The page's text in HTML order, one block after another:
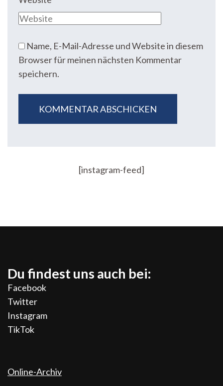
Name, E-Mail-Adresse und Website in diesem
Browser für meinen nächsten Kommentar
speichern.
[instagram-feed]
Du findest uns auch bei:
Facebook
Twitter
Instagram
TikTok
Online-Archiv